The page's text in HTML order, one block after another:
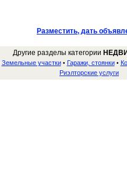
Разместить, дать
Другие разделы категории
Земельные участки• Гаражи, стоянки•
Риэлторские услуги